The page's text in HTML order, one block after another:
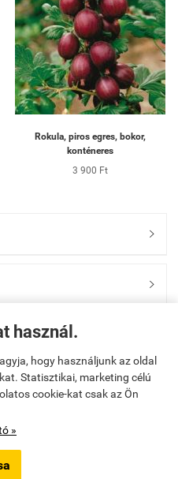
használ.
hogy használjunk az oldal
Statisztikai, marketing célú
cookie-kat csak az Ön
»
Rokula, piros egres, bokor,
konténeres
3 900 Ft

